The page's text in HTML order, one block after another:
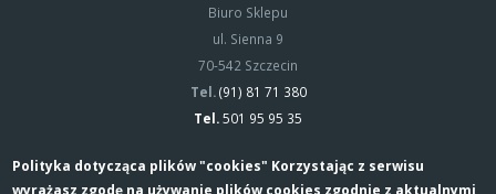
Biuro Sklepu
ul. Sienna 9
70-542 Szczecin
Tel.(91) 81 71 380
Tel.501 95 95 35
Polityka dotycząca plików "cookies" Korzystając z serwisu
wyrażasz zgodę na używanie plików cookies zgodnie z aktualnymi